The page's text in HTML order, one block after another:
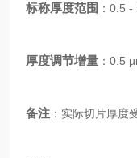
标称厚度范围 ：0.5
厚度调节增量 ：0.5
备注 ：实际切片厚度